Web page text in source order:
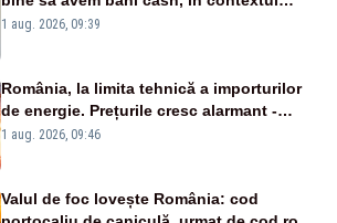
alertei energetice?
1 aug. 2026, 09:39
România, la limita tehnică a importurilor
de energie. Prețurile cresc alarmant -
Analiză Realitatea Plus
1 aug. 2026, 09:46
Valul de foc lovește România: cod